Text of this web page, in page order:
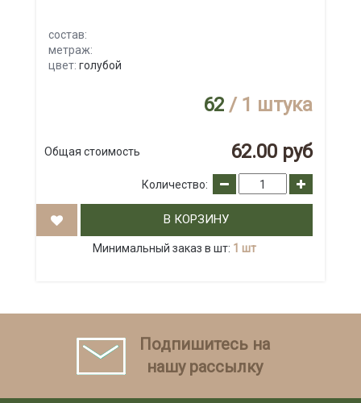
состав:
метраж:
цвет: голубой
62 / 1 штука
Общая стоимость 62.00 руб
Количество:
В КОРЗИНУ
Минимальный заказ в шт: 1 шт
Подпишитесь на
нашу рассылку